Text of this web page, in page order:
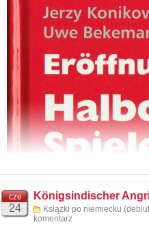
Englische Eröffnungen
lesen – verstehen – spielen
187 stron
ISBN-978-3-95920-197-1
Jerzy Konikowski i Uwe
Eröffnungen
lesen – verstehen – spielen
346 stron
ISBN 978-3-95920-172-8
cze
24
Königsindischer
Książki po niemiecku
komentarz